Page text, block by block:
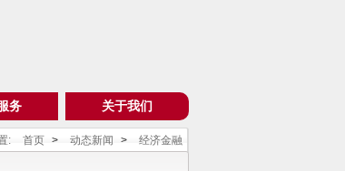
务 关于我们
: 首页 > 动态新闻 > 经济金融